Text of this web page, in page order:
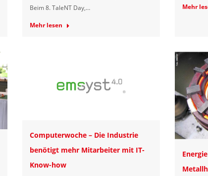
Beim 8. TaleNT Day,…
Mehr lesen
Mehr
Computerwoche – Die Industrie
benötigt mehr Mitarbeiter mit IT-
Know-how